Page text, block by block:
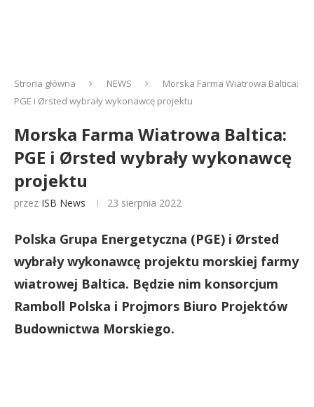
Strona główna NEWS
Morska Farma Wiatrowa Baltica:
PGE i Ørsted wybrały wykonawcę projektu
Morska Farma Wiatrowa Baltica:
PGE i Ørsted wybrały wykonawcę
projektu
przez ISB News 23 sierpnia 2022
Polska Grupa Energetyczna (PGE) i Ørsted
wybrały wykonawcę projektu morskiej farmy
wiatrowej Baltica. Będzie nim konsorcjum
Ramboll Polska i Projmors Biuro Projektów
Budownictwa Morskiego.